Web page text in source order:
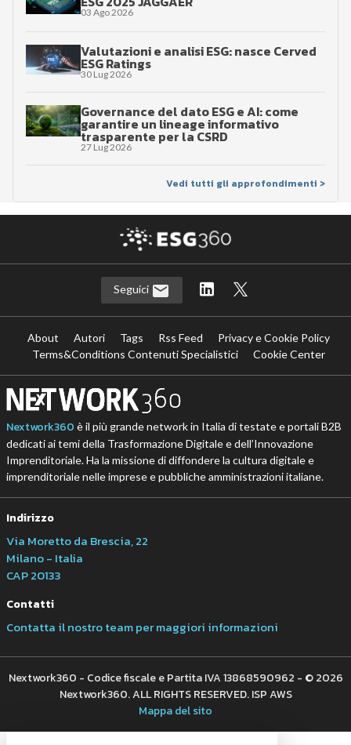
03 Ago 2026
Valutazioni e analisi ESG: nasce Cerved
ESG Ratings
30 Lug 2026
Governance del dato ESG e AI: come
garantire un lineage informativo
trasparente per la CSRD
27 Lug 2026
Vedi tutti gli approfondimenti >
Seguici
About Autori Tags Rss Feed
Privacy e Cookie Policy
Terms&Conditions Contenuti Specialistici
Cookie Center
Nextwork360 è il più grande network in Italia di testate e portali B2B
dedicati ai temi della Trasformazione Digitale e dell’Innovazione
Imprenditoriale. Ha la missione di diffondere la cultura digitale e
imprenditoriale nelle imprese e pubbliche amministrazioni italiane.
Indirizzo
Via Moretto da Brescia, 22
Milano - Italia
CAP 20133
Contatti
Contatta il nostro team per maggiori informazioni
Nextwork360 - Codice fiscale e Partita IVA 13868590962 - © 2026
Nextwork360. ALL RIGHTS RESERVED. ISP AWS
Mappa del sito